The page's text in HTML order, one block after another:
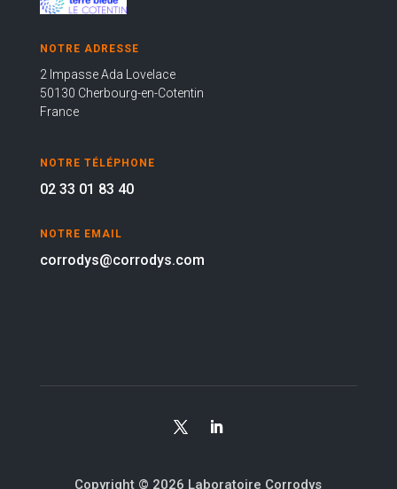
NOTRE ADRESSE
2 Impasse Ada Lovelace
50130 Cherbourg-en-Cotentin
France
NOTRE TÉLÉPHONE
02 33 01 83 40
NOTRE EMAIL
corrodys@corrodys.com
Copyright © 2026 Laboratoire Corrodys